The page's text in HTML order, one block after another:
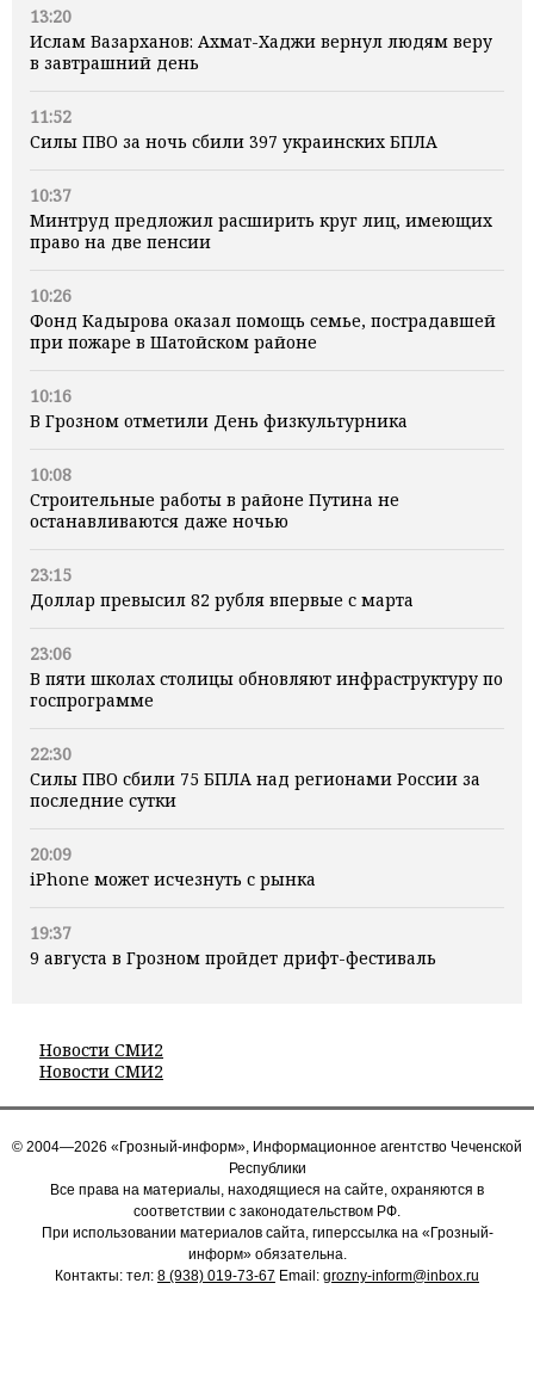
13:20
Ислам Вазарханов: Ахмат-Хаджи вернул людям веру
в завтрашний день
11:52
Силы ПВО за ночь сбили 397 украинских БПЛА
10:37
Минтруд предложил расширить круг лиц, имеющих
право на две пенсии
10:26
Фонд Кадырова оказал помощь семье, пострадавшей
при пожаре в Шатойском районе
10:16
В Грозном отметили День физкультурника
10:08
Строительные работы в районе Путина не
останавливаются даже ночью
23:15
Доллар превысил 82 рубля впервые с марта
23:06
В пяти школах столицы обновляют инфраструктуру по
госпрограмме
22:30
Силы ПВО сбили 75 БПЛА над регионами России за
последние сутки
20:09
iPhone может исчезнуть с рынка
19:37
9 августа в Грозном пройдет дрифт-фестиваль
Новости СМИ2
Новости СМИ2
© 2004—2026 «Грозный-информ», Информационное агентство Чеченской
Республики
Все права на материалы, находящиеся на сайте, охраняются в
соответствии с законодательством РФ.
При использовании материалов сайта, гиперссылка на «Грозный-
информ» обязательна.
Контакты: тел: 8 (938) 019-73-67 Email: grozny-inform@inbox.ru